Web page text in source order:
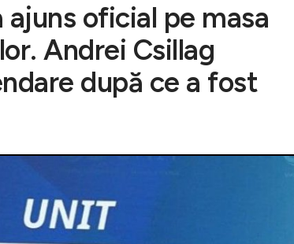
oficial pe masa
Andrei Csillag
după ce a fost